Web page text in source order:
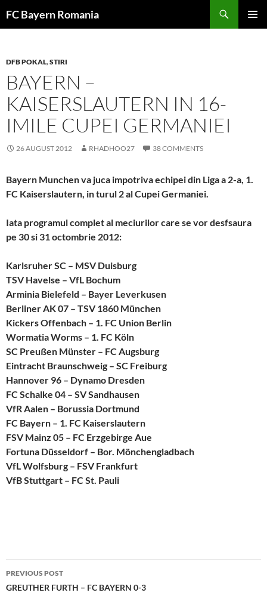
toFC Bayern Romania
DFB POKAL,STIRI
BAYERN –
KAISERSLAUTERN IN 16-
IMILE CUPEI GERMANIEI
26 AUGUST 2012 RHADHOO27 38 COMMENTS
Bayern Munchen va juca impotriva echipei din Liga a 2-a, 1.
FC Kaiserslautern, in turul 2 al Cupei Germaniei.
Iata programul complet al meciurilor care se vor desfsaura
pe 30 si 31 octombrie 2012:
Karlsruher SC – MSV Duisburg
TSV Havelse – VfL Bochum
Arminia Bielefeld – Bayer Leverkusen
Berliner AK 07 – TSV 1860 München
Kickers Offenbach – 1. FC Union Berlin
Wormatia Worms – 1. FC Köln
SC Preußen Münster – FC Augsburg
Eintracht Braunschweig – SC Freiburg
Hannover 96 – Dynamo Dresden
FC Schalke 04 – SV Sandhausen
VfR Aalen – Borussia Dortmund
FC Bayern – 1. FC Kaiserslautern
FSV Mainz 05 – FC Erzgebirge Aue
Fortuna Düsseldorf – Bor. Mönchengladbach
VfL Wolfsburg – FSV Frankfurt
VfB Stuttgart – FC St. Pauli
Post
navigation
PREVIOUS POST
GREUTHER FURTH – FC BAYERN 0-3